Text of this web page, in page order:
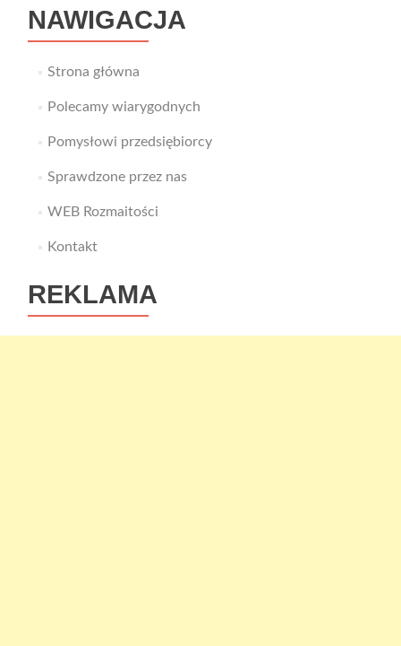
wieku
NAWIGACJA
Strona główna
Polecamy wiarygodnych
Pomysłowi przedsiębiorcy
Sprawdzone przez nas
WEB Rozmaitości
Kontakt
REKLAMA